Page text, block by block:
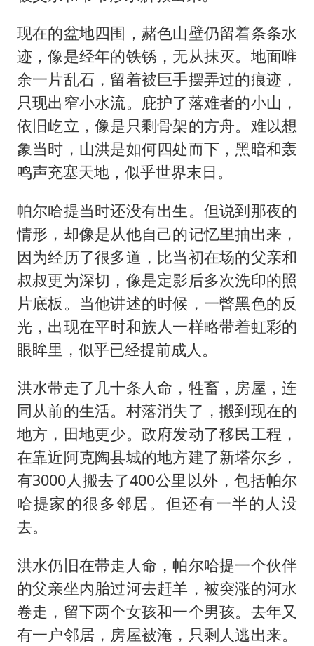
现在的盆地四围，赭色山壁仍留着条条水
迹，像是经年的铁锈，无从抹灭。地面唯
余一片乱石，留着被巨手摆弄过的痕迹，
只现出窄小水流。庇护了落难者的小山，
依旧屹立，像是只剩骨架的方舟。难以想
象当时，山洪是如何四处而下，黑暗和轰
鸣声充塞天地，似乎世界末日。
帕尔哈提当时还没有出生。但说到那夜的
情形，却像是从他自己的记忆里抽出来，
因为经历了很多道，比当初在场的父亲和
叔叔更为深切，像是定影后多次洗印的照
片底板。当他讲述的时候，一瞥黑色的反
光，出现在平时和族人一样略带着虹彩的
眼眸里，似乎已经提前成人。
洪水带走了几十条人命，牲畜，房屋，连
同从前的生活。村落消失了，搬到现在的
地方，田地更少。政府发动了移民工程，
在靠近阿克陶县城的地方建了新塔尔乡，
有3000人搬去了400公里以外，包括帕尔
哈提家的很多邻居。但还有一半的人没
去。
洪水仍旧在带走人命，帕尔哈提一个伙伴
的父亲坐内胎过河去赶羊，被突涨的河水
卷走，留下两个女孩和一个男孩。去年又
有一户邻居，房屋被淹，只剩人逃出来。